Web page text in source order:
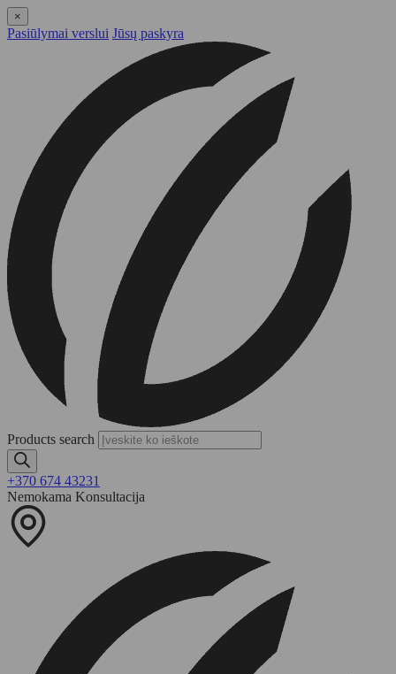
×
Pasiūlymai verslui Jūsų paskyra
Products search
+370 674 43231
Nemokama Konsultacija